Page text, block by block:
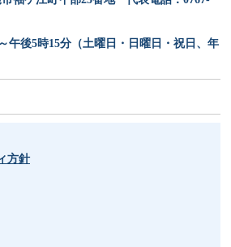
午後5時15分（土曜日・日曜日・祝日、年
方針